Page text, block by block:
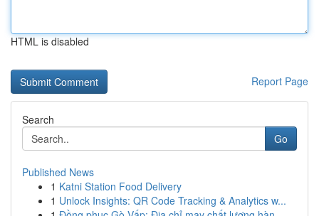
HTML is disabled
Report Page
Search
Go
Published News
1 Katni Station Food Delivery
1 Unlock Insights: QR Code Tracking & Analytics w...